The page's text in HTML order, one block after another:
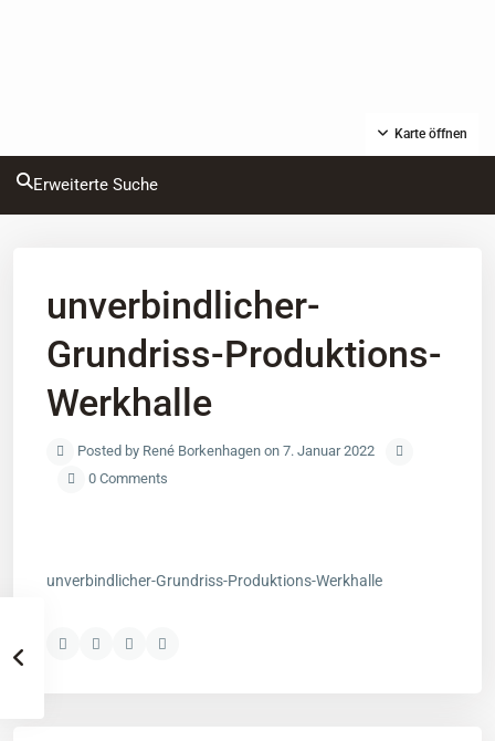
Karte öffnen
Erweiterte Suche
unverbindlicher-
Grundriss-Produktions-
Werkhalle
Posted by René Borkenhagen on 7. Januar 2022
0 Comments
unverbindlicher-Grundriss-Produktions-Werkhalle